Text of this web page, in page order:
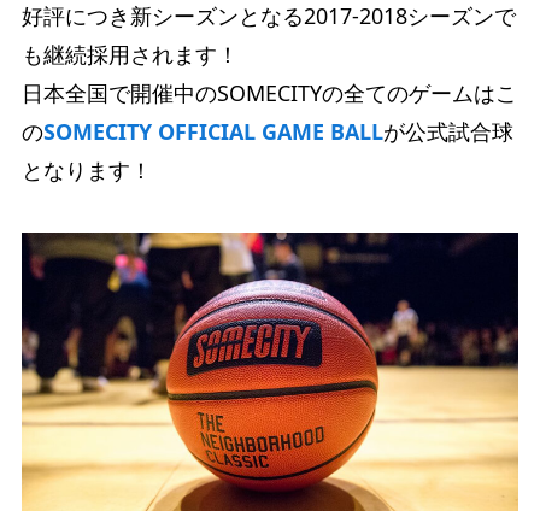
好評につき新シーズンとなる2017-2018シーズンで
も継続採用されます！
日本全国で開催中のSOMECITYの全てのゲームはこ
のSOMECITY OFFICIAL GAME BALLが公式試合球
となります！